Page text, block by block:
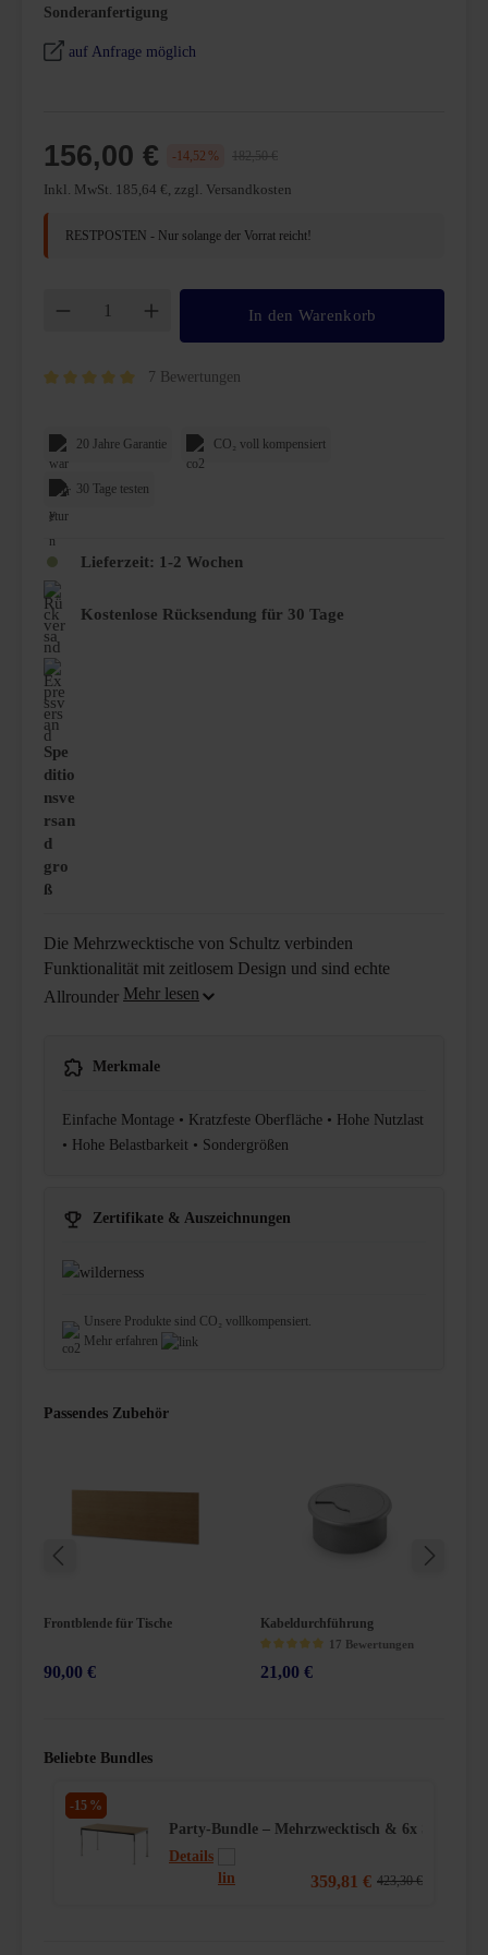
7 Bewertungen
20 Jahre Garantie CO₂ voll kompensiert
30 Tage testen
Lieferzeit: 1-2 Wochen
Kostenlose Rücksendung für 30 Tage
Spe
ditio
nsve
rsan
d
gro
ß
Die Mehrzwecktische von Schultz verbinden
Funktionalität mit zeitlosem Design und sind echte
Allrounder
156,00 € -14,52 % 182,50 €
Inkl. MwSt. 185,64 €, zzgl. Versandkosten
Sonderanfertigung
auf Anfrage möglich
RESTPOSTEN - Nur solange der Vorrat reicht!
Produkt Anzahl: Gib den gewünschten
In den Warenkorb
Merkmale
Einfache Montage • Kratzfeste Oberfläche • Hohe Nutzlast
• Hohe Belastbarkeit • Sondergrößen
Zertifikate & Auszeichnungen
Unsere Produkte sind CO₂ vollkompensiert.
Mehr erfahren
Passendes Zubehör
Frontblende für Tische
90,00 €
Kabeldurchführung
Durchschnittliche Bewertung von 4.9 von 5 Sternen
17 Bewertungen
21,00 €
Beliebte Bundles
-15 %
Party‑Bundle – Mehrzwecktisch & 6x
Details
359,81 € 423,30 €